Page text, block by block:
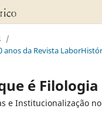
/
anos da Revista
é
e Institucionalização no